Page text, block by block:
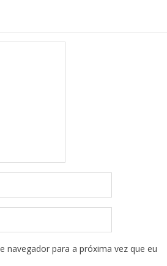
navegador para a próxima vez que eu